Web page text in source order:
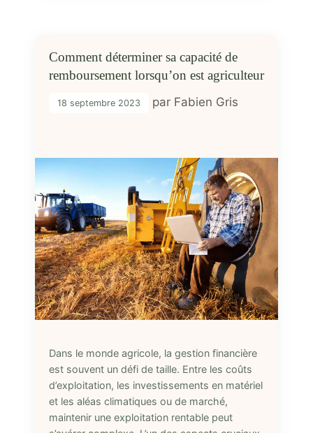
Comment déterminer sa capacité de
remboursement lorsqu’on est agriculteur
18 septembre 2023 par Fabien Gris
Dans le monde agricole, la gestion financière
est souvent un défi de taille. Entre les coûts
d’exploitation, les investissements en matériel
et les aléas climatiques ou de marché,
maintenir une exploitation rentable peut